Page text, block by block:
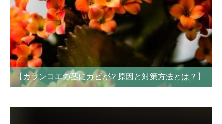
【カランコエの茎にカビが？原因と対策方法とは？】